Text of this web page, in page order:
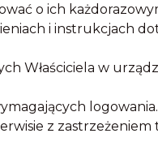
o ich
i instrukcjach
Właściciela w
logowania.
z